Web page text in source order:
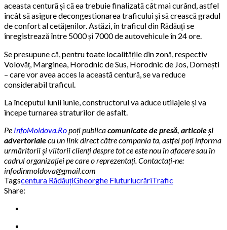
aceasta centură și că ea trebuie finalizată cât mai curând, astfel
încât să asigure decongestionarea traficului și să crească gradul
de confort al cetățenilor. Astăzi, în traficul din Rădăuți se
înregistrează între 5000 și 7000 de autovehicule în 24 ore.
Se presupune că, pentru toate localitățile din zonă, respectiv
Volovăț, Marginea, Horodnic de Sus, Horodnic de Jos, Dornești
– care vor avea acces la această centură, se va reduce
considerabil traficul.
La începutul lunii iunie, constructorul va aduce utilajele și va
începe turnarea straturilor de asfalt.
Pe InfoMoldova.Ropoți publicacomunicate de presă, articole și
advertorialecu un link direct către compania ta, astfel poți informa
urmăritorii și viitorii clienți despre tot ce este nou în afacere sau în
cadrul organizației pe care o reprezentați. Contactați-ne:
infodinmoldova@gmail.com
Tagscentura RădăuțiGheorghe FluturlucrăriTrafic
Share: